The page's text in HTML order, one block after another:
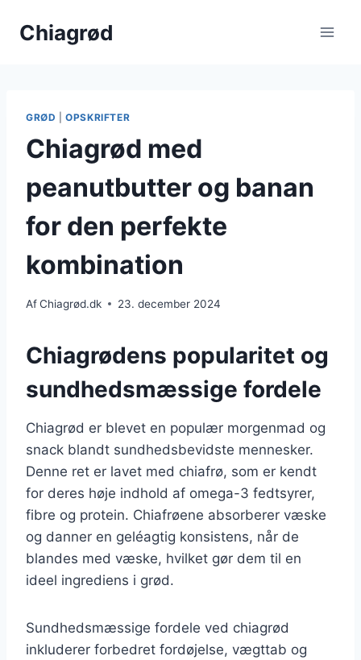
Chiagrød
GRØD |OPSKRIFTER
Chiagrød med
peanutbutter og banan
for den perfekte
kombination
AfChiagrød.dk 23. december 2024
Chiagrødens popularitet og
sundhedsmæssige fordele
Chiagrød er blevet en populær morgenmad og
snack blandt sundhedsbevidste mennesker.
Denne ret er lavet med chiafrø, som er kendt
for deres høje indhold af omega-3 fedtsyrer,
fibre og protein. Chiafrøene absorberer væske
og danner en geléagtig konsistens, når de
blandes med væske, hvilket gør dem til en
ideel ingrediens i grød.
Sundhedsmæssige fordele ved chiagrød
inkluderer forbedret fordøjelse, vægttab og